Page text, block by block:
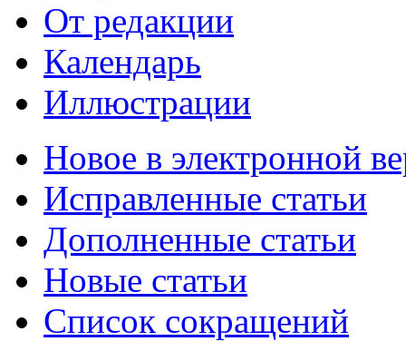
От редакции
Календарь
Иллюстрации
Новое в электронной
Исправленные статьи
Дополненные статьи
Новые статьи
Список сокращений